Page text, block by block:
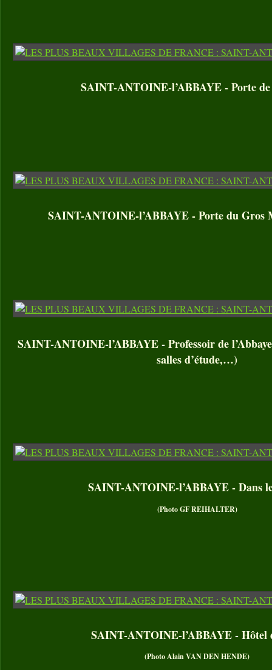
SAINT-ANTOINE-l’ABBAYE - Porte
SAINT-ANTOINE-l’ABBAYE - Porte du Gros
SAINT-ANTOINE-l’ABBAYE - Professoir de
salles d’étude,…)
SAINT-ANTOINE-l’ABBAYE - Dans
(Photo GF REIHALTER)
SAINT-ANTOINE-l’ABBAYE - Hôtel
(Photo Alain VAN DEN HENDE)